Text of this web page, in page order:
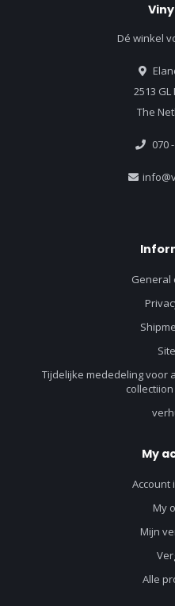
Dé winkel
2513
The
070
General
Tijdelijke mededeling voor
My
Account
My
Mijn
Alle